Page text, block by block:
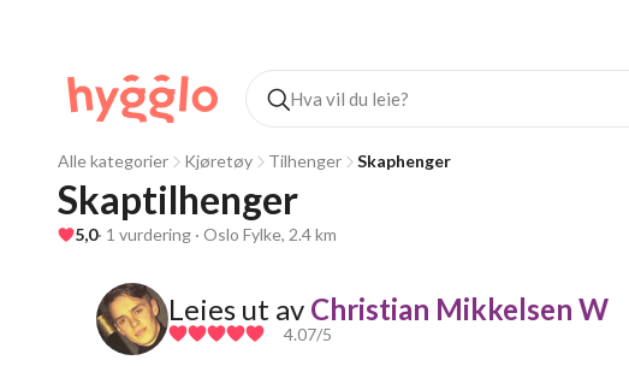
Alle kategorier Kjøretøy Tilhenger Skaphenger
Skaptilhenger
5,0· 1 vurdering · Oslo Fylke, 2.4 km
Leies ut av Christian Mikkelsen W
4.07/5